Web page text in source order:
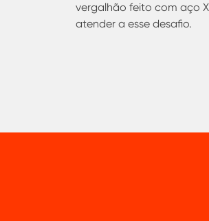
vergalhão feito com aço
atender a esse desafio.